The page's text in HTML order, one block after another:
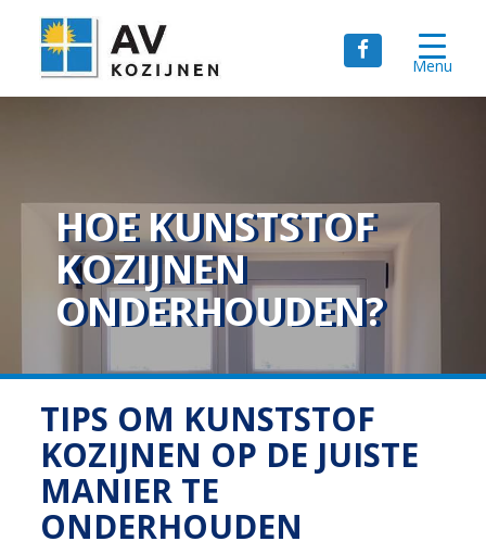
HOE KUNSTSTOF
KOZIJNEN
ONDERHOUDEN?
TIPS OM KUNSTSTOF
KOZIJNEN OP DE JUISTE
MANIER TE
ONDERHOUDEN
Menu